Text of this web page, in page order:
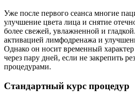
Уже после первого сеанса многие
улучшение цвета лица и снятие
более свежей, увлажненной и
активацией лимфодренажа и
Однако он носит временный
через пару дней, если не закрепить
процедурами.
Стандартный курс процедур